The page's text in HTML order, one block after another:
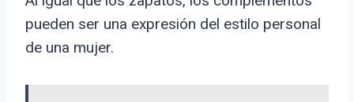
pueden ser una expresión del estilo personal
de una mujer.